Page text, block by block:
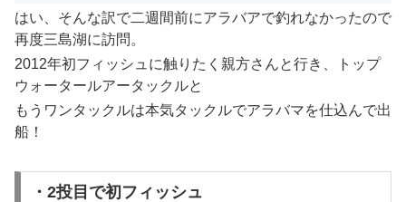
はい、そんな訳で二週間前にアラバアで釣れなかったので
再度三島湖に訪問。
2012年初フィッシュに触りたく親方さんと行き、トップ
ウォータールアータックルと
もうワンタックルは本気タックルでアラバマを仕込んで出
船！
・2投目で初フィッシュ